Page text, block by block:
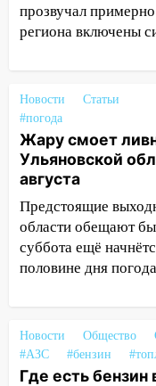
16:51 В
ремонтируют
девять
мусора
16:26 В
матч «Волги»
16:12 В
разработают
цифровой ПЦР
за
15:34 После
прокуратуры в
прозвучал
региона включены
Новости
Статьи
#погода
Жару смоет
Ульяновской
августа
Предстоящие
области обещают
суббота ещё
половине дня погода
Новости Общество
#АЗС
#бензин
Где есть бензин